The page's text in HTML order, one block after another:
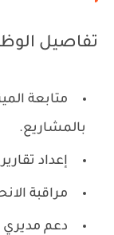
تفاصيل
متابعة
بالمشاريع.
إعداد
مراقبة
دعم مديري